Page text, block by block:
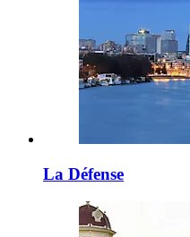
La Défense